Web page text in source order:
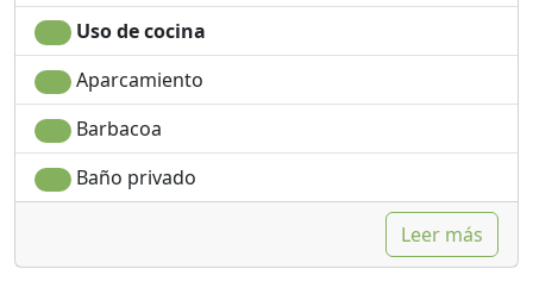
Uso de cocina
Aparcamiento
Barbacoa
Baño privado
Leer más